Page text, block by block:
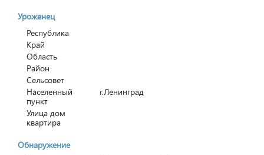
Уроженец
Республика
Край
Область
Район
Сельсовет
Населенный
пункт
г.Ленинград
Улица дом
квартира
Обнаружение